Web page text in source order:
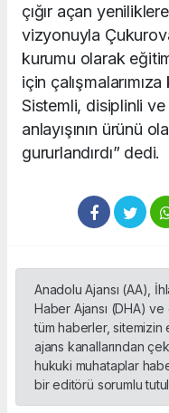
çığır açan
vizyonuyla
kurumu olarak
için
Sistemli, disiplinli
anlayışının ürünü
gururlandırdı” dedi.
Anadolu Ajansı (AA),
Haber Ajansı (DHA)
tüm haberler, sitemizin
ajans kanallarından
hukuki muhataplar
bir editörü sorumlu